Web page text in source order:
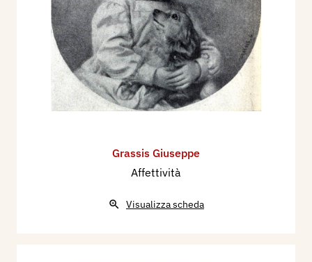
Grassis Giuseppe
Affettività
Visualizza scheda